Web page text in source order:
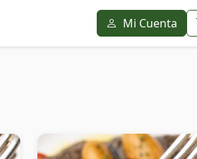
Mi Cuenta